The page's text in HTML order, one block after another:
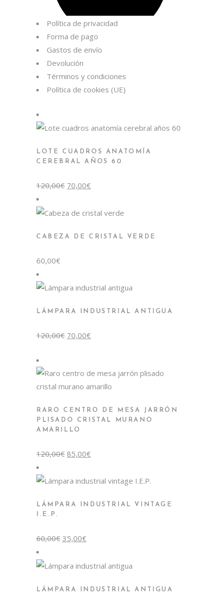
Política de privacidad
Forma de pago
Gastos de envío
Devolución
Términos y condiciones
Política de cookies (UE)
LOTE CUADROS ANATOMÍA
CEREBRAL AÑOS 60
120,00€ El
precio
120,00€.
70,00€El
precio
70,00€.
CABEZA DE CRISTAL VERDE
60,00€
LÁMPARA INDUSTRIAL ANTIGUA
120,00€ El
precio
70,00€El
precio
RARO CENTRO DE MESA JARRÓN
PLISADO CRISTAL MURANO
AMARILLO
120,00€ El
precio
120,00€.
85,00€El
precio
85,00€.
LÁMPARA INDUSTRIAL VINTAGE
I.E.P.
60,00€ El
precio
60,00€.
35,00€El
precio
35,00€.
LÁMPARA INDUSTRIAL ANTIGUA